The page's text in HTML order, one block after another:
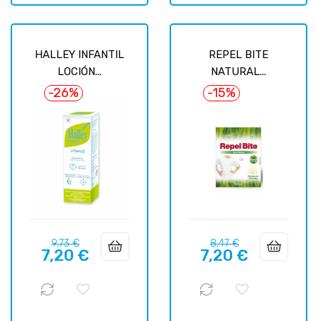
HALLEY INFANTIL
LOCIÓN...
-26%
Базовая
цена
9,73 €Цена
7,20 €
REPEL BITE
NATURAL...
-15%
Базовая
цена
8,47 €Цена
7,20 €